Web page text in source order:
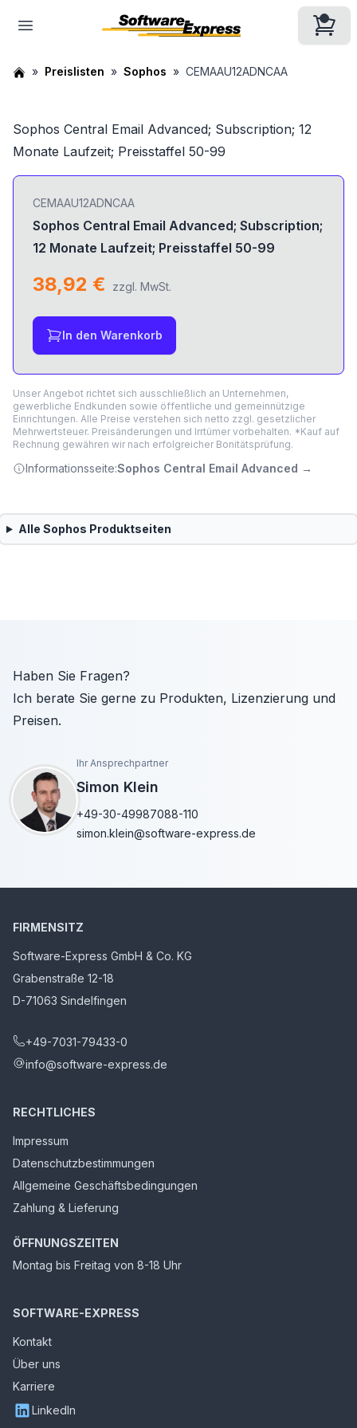
Preislisten Sophos CEMAAU12ADNCAA
Sophos Central Email Advanced; Subscription; 12
Monate Laufzeit; Preisstaffel 50-99
CEMAAU12ADNCAA
Sophos Central Email Advanced; Subscription;
12 Monate Laufzeit; Preisstaffel 50-99
38,92 € zzgl. MwSt.
In den Warenkorb
Unser Angebot richtet sich ausschließlich an Unternehmen,
gewerbliche Endkunden sowie öffentliche und gemeinnützige
Einrichtungen. Alle Preise verstehen sich netto zzgl. gesetzlicher
Mehrwertsteuer. Preisänderungen und Irrtümer vorbehalten. *Kauf auf
Rechnung gewähren wir nach erfolgreicher Bonitätsprüfung.
Informationsseite:Sophos Central Email Advanced →
Alle Sophos Produktseiten
Haben Sie Fragen?
Ich berate Sie gerne zu Produkten, Lizenzierung und
Preisen.
Ihr Ansprechpartner
Simon Klein
+49-30-49987088-110
simon.klein@software-express.de
FIRMENSITZ
Software-Express GmbH & Co. KG
Grabenstraße 12-18
D-71063 Sindelfingen
+49-7031-79433-0
info@software-express.de
RECHTLICHES
Impressum
Datenschutzbestimmungen
Allgemeine Geschäftsbedingungen
Zahlung & Lieferung
ÖFFNUNGSZEITEN
Montag bis Freitag von 8-18 Uhr
SOFTWARE-EXPRESS
Kontakt
Über uns
Karriere
LinkedIn